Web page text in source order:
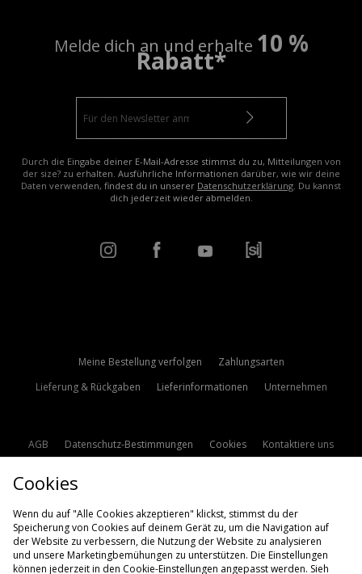
Melde dich an und erhalte 10 %
Rabatt*
Durch die Eingabe deiner E-Mail-Adresse stimmst du zu, Mitteilungen von
der size? zu erhalten. Ausführliche Informationen darüber, wie wir deine
Daten verwenden, findest du in unserer Datenschutzerklärung. Du kannst
dich jederzeit wieder abmelden.
Meine Bestellung verfolgen
Zahlungsarten
Lieferung & Rückgaben
Lieferinformationen Unternehmen
AGB Datenschutz-Bestimmungen Cookies
Kontaktiere uns
Cookies
Wenn du auf "Alle Cookies akzeptieren" klickst, stimmst du der
Speicherung von Cookies auf deinem Gerät zu, um die Navigation auf
der Website zu verbessern, die Nutzung der Website zu analysieren
und unsere Marketingbemühungen zu unterstützen. Die Einstellungen
können jederzeit in den Cookie-Einstellungen angepasst werden. Sieh